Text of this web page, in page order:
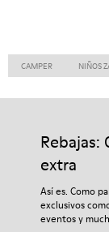
CAMPER NIÑOS
Rebajas:
extra
Así es. Como
exclusivos
eventos y